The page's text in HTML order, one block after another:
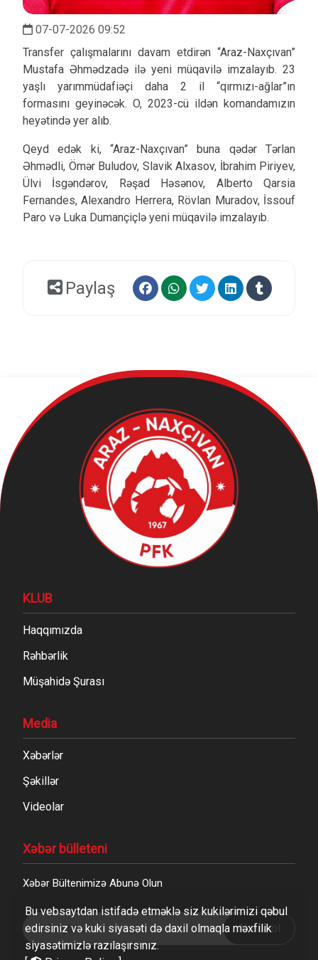
07-07-2026 09:52
Transfer çalışmalarını davam etdirən “Araz-Naxçıvan”
Mustafa Əhmədzadə ilə yeni müqavilə imzalayıb. 23
yaşlı yarımmüdafiəçi daha 2 il “qırmızı-ağlar”ın
formasını geyinəcək. O, 2023-cü ildən komandamızın
heyətində yer alıb.
Qeyd edək ki, “Araz-Naxçıvan” buna qədər Tərlan
Əhmədli, Ömər Buludov, Slavik Alxasov, İbrahim Piriyev,
Ülvi İsgəndərov, Rəşad Həsənov, Alberto Qarsia
Fernandes, Alexandro Herrera, Rövlan Muradov, İssouf
Paro və Luka Dumançiçlə yeni müqavilə imzalayıb.
Paylaş
KLUB
Haqqımızda
Rəhbərlik
Müşahidə Şurası
Media
Xəbərlər
Şəkillər
Videolar
Xəbər bülleteni
Xəbər Bültenimizə Abunə Olun
Abunə ol
Bu vebsaytdan istifadə etməklə siz kukilərimizi qəbul
edirsiniz və kuki siyasəti də daxil olmaqla məxfilik
siyasətimizlə razılaşırsınız.